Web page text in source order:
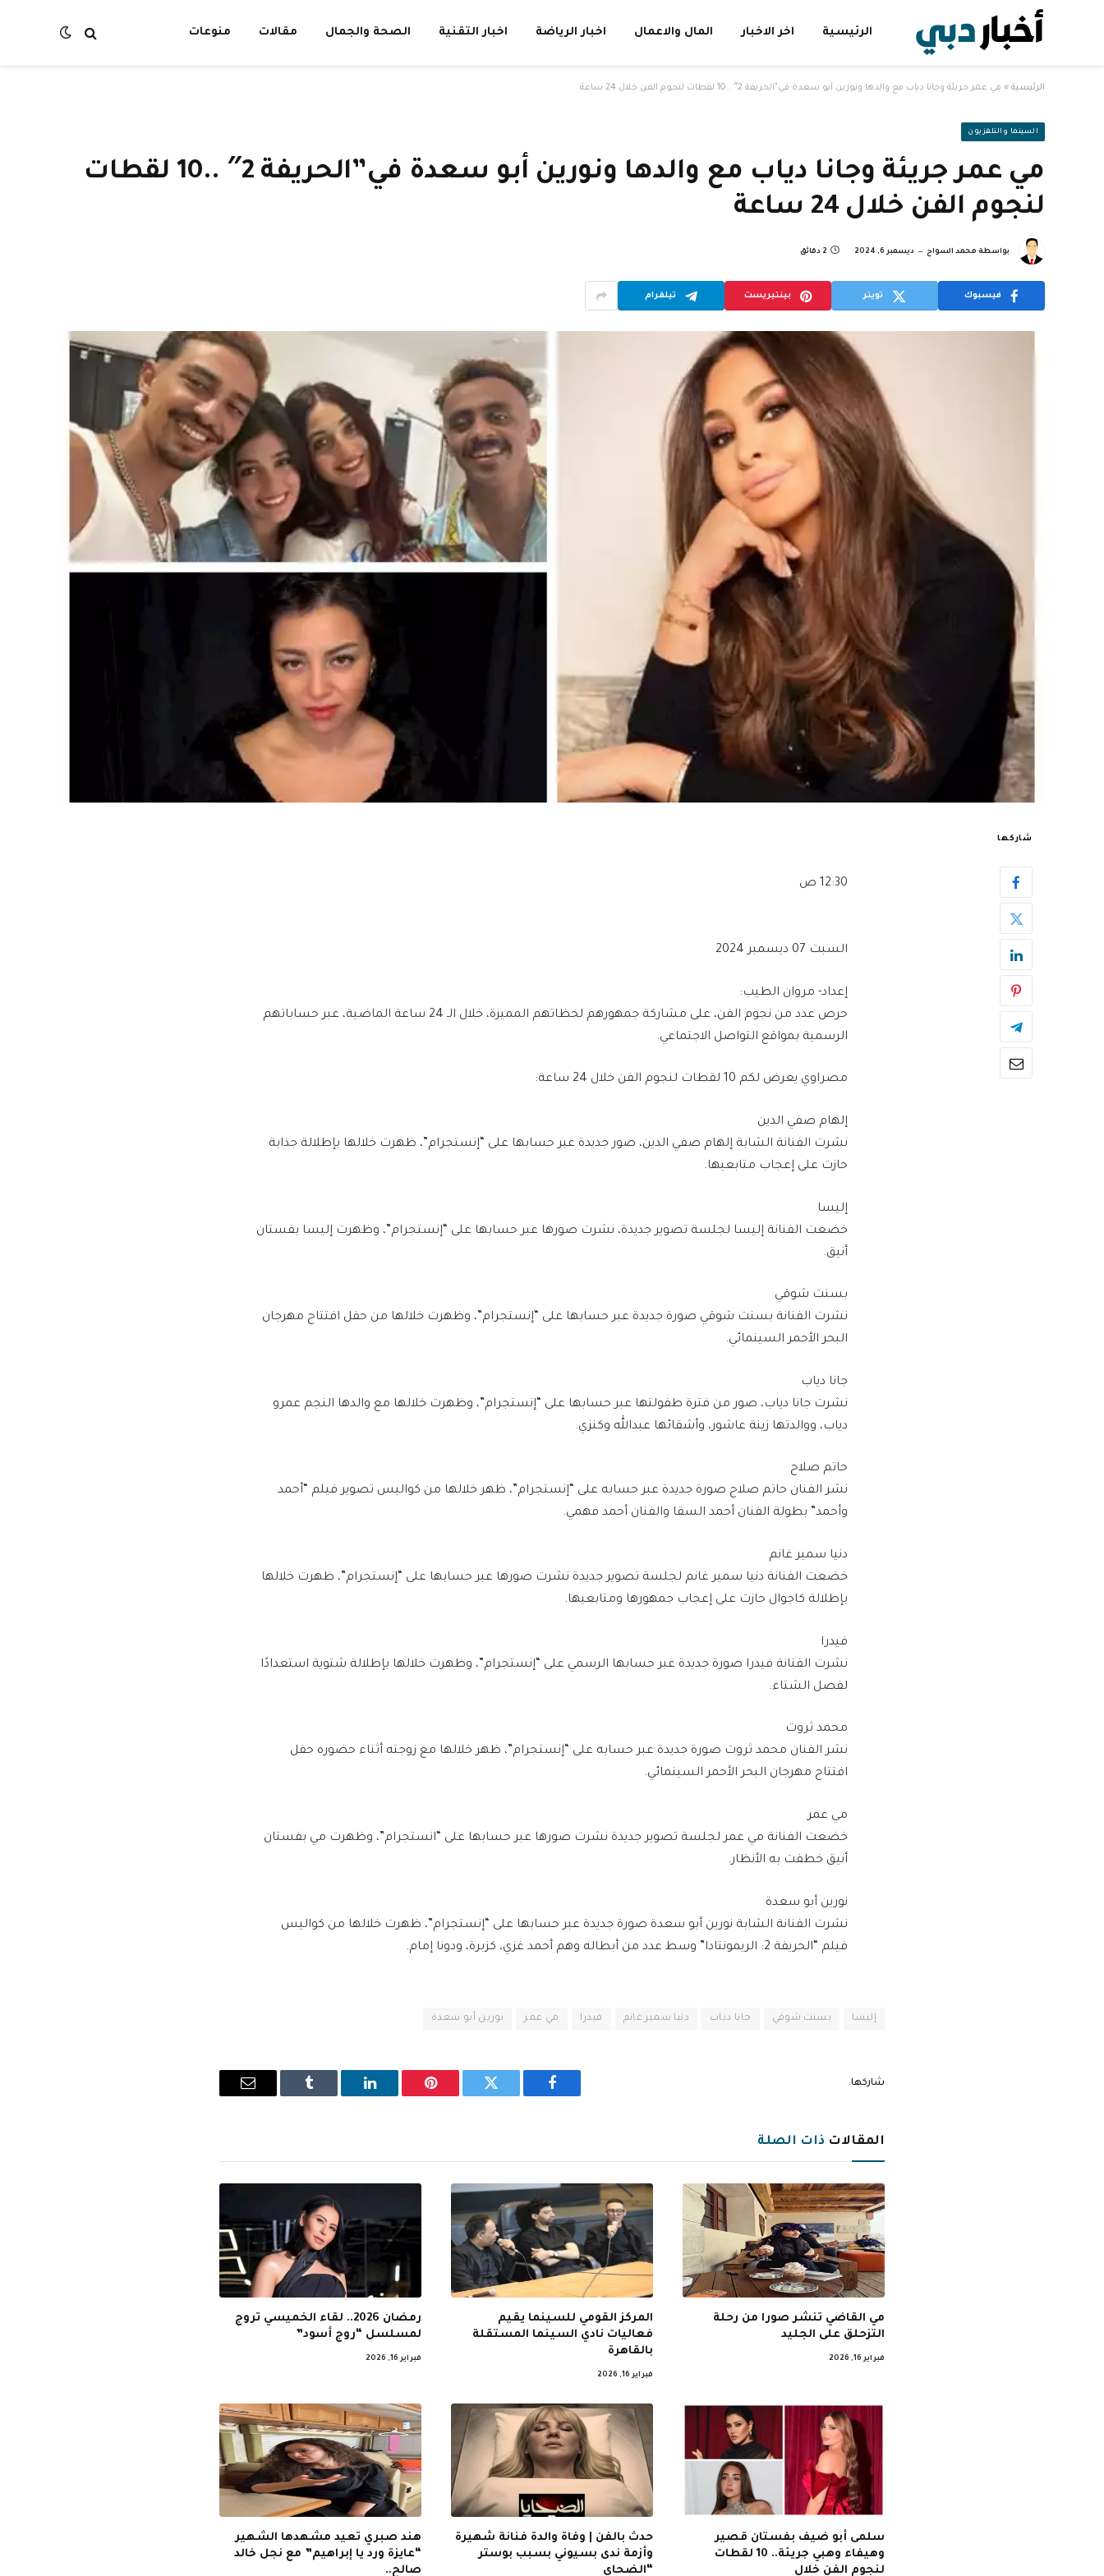
الرئيسية اخر الاخبار المال والاعمال اخبار الرياضة اخبار التقنية الصحة والجمال مقالات منوعات
الرئيسية » مي عمر جريئة وجانا دياب مع والدها ونورين أبو سعدة في”الحريفة 2″ ..10 لقطات لنجوم الفن خلال 24 ساعة
السينما والتلفزيون
مي عمر جريئة وجانا دياب مع والدها ونورين أبو سعدة في”الحريفة 2″ ..10 لقطات
لنجوم الفن خلال 24 ساعة
بواسطة محمد السواح ديسمبر 6, 2024 2 دقائق
فيسبوك تويتر بينتيريست تيلقرام
شاركها
12:30 ص
السبت 07 ديسمبر 2024
إعداد- مروان الطيب:
حرص عدد من نجوم الفن، على مشاركة جمهورهم لحظاتهم المميزة، خلال الـ 24 ساعة الماضية، عبر حساباتهم
الرسمية بمواقع التواصل الاجتماعي.
مصراوي يعرض لكم 10 لقطات لنجوم الفن خلال 24 ساعة:
إلهام صفي الدين
نشرت الفنانة الشابة إلهام صفي الدين، صور جديدة عبر حسابها على “إنستجرام”، ظهرت خلالها بإطلالة جذابة
حازت على إعجاب متابعيها.
إليسا
خضعت الفنانة إليسا لجلسة تصوير جديدة، نشرت صورها عبر حسابها على “إنستجرام”، وظهرت إليسا بفستان
أنيق.
بسنت شوقي
نشرت الفنانة بسنت شوقي صورة جديدة عبر حسابها على “إنستجرام”، وظهرت خلالها من حفل افتتاح مهرجان
البحر الأحمر السينمائي.
جانا دياب
نشرت جانا دياب، صور من فترة طفولتها عبر حسابها على “إنستجرام”، وظهرت خلالها مع والدها النجم عمرو
دياب، ووالدتها زينة عاشور، وأشقائها عبدالله وكنزي.
حاتم صلاح
نشر الفنان حاتم صلاح صورة جديدة عبر حسابه على “إنستجرام”، ظهر خلالها من كواليس تصوير فيلم “أحمد
وأحمد” بطولة الفنان أحمد السقا والفنان أحمد فهمي.
دنيا سمير غانم
خضعت الفنانة دنيا سمير غانم لجلسة تصوير جديدة نشرت صورها عبر حسابها على “إنستجرام”، ظهرت خلالها
بإطلالة كاجوال حازت على إعجاب جمهورها ومتابعيها.
فيدرا
نشرت الفنانة فيدرا صورة جديدة عبر حسابها الرسمي على “إنستجرام”، وظهرت خلالها بإطلالة شتوية استعدادًا
لفصل الشتاء.
محمد ثروت
نشر الفنان محمد ثروت صورة جديدة عبر حسابه على “إنستجرام”، ظهر خلالها مع زوجته أثناء حضوره حفل
افتتاح مهرجان البحر الأحمر السينمائي.
مي عمر
خضعت الفنانة مي عمر لجلسة تصوير جديدة نشرت صورها عبر حسابها على “انستجرام”، وظهرت مي بفستان
أنيق خطفت به الأنظار.
نورين أبو سعدة
نشرت الفنانة الشابة نورين أبو سعدة صورة جديدة عبر حسابها على “إنستجرام”، ظهرت خلالها من كواليس
فيلم “الحريفة 2: الريمونتادا” وسط عدد من أبطاله وهم أحمد غزي، كزبرة، ودونا إمام.
إليسا بسنت شوقي جانا دياب دنيا سمير غانم فيدرا مي عمر نورين أبو سعدة
شاركها.
فيسبوك تويتر بينتيريستلينكدإن Tumblr
البريد
المقالات ذات الصلة
مي القاضي تنشر صورا من رحلة
التزحلق على الجليد
فبراير 16, 2026
المركز القومي للسينما يقيم
فعاليات نادي السينما المستقلة
بالقاهرة
فبراير 16, 2026
رمضان 2026.. لقاء الخميسي تروج
لمسلسل “روج أسود”
فبراير 16, 2026
سلمى أبو ضيف بفستان قصير
وهيفاء وهبي جريئة.. 10 لقطات
لنجوم الفن خلال
حدث بالفن | وفاة والدة فنانة شهيرة
وأزمة ندى بسيوني بسبب بوستر
“الضحاي
هند صبري تعيد مشهدها الشهير
“عايزة ورد يا إبراهيم” مع نجل خالد
صالح..